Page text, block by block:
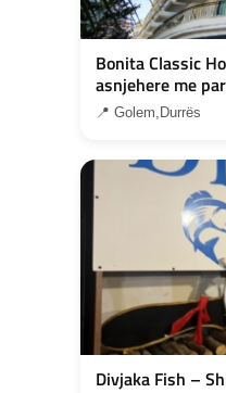
Bonita Classic
asnjehere me
📍 Golem,Durrës
Divjaka Fish –